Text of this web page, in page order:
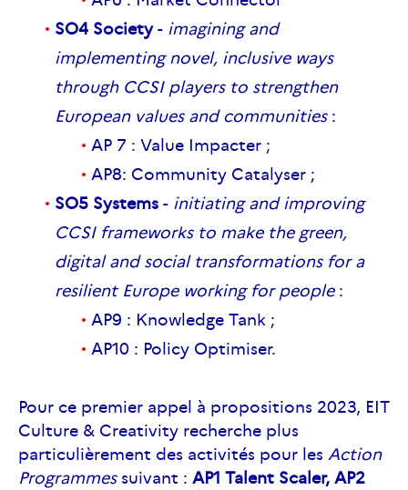
SO4 Society- imagining and
implementing novel, inclusive ways
through CCSI players to strengthen
European values and communities:
AP 7 : Value Impacter ;
AP8: Community Catalyser ;
SO5 Systems - initiating and improving
CCSI frameworks to make the green,
digital and social transformations for a
resilient Europe working for people:
AP9 : Knowledge Tank ;
AP10 : Policy Optimiser.
Pour ce premier appel à propositions 2023, EIT
Culture & Creativity recherche plus
particulièrement des activités pour les Action
Programmessuivant : AP1 Talent Scaler, AP2